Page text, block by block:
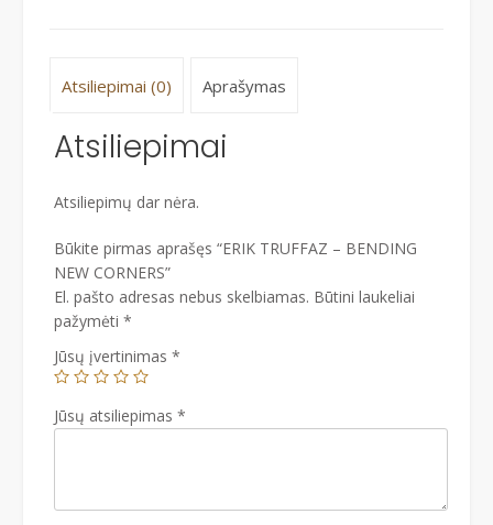
Atsiliepimai (0) Aprašymas
Atsiliepimai
Atsiliepimų dar nėra.
Būkite pirmas aprašęs “ERIK TRUFFAZ – BENDING
NEW CORNERS”
El. pašto adresas nebus skelbiamas. Būtini laukeliai
pažymėti *
Jūsų įvertinimas *
Jūsų atsiliepimas *